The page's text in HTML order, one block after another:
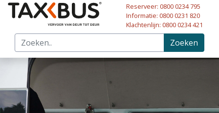
Naar hoofdinhoud
Reserveer: 0800 0234 795
Informatie: 0800 0231 820
Klachtenlijn: 0800 0234 421
Zoeken